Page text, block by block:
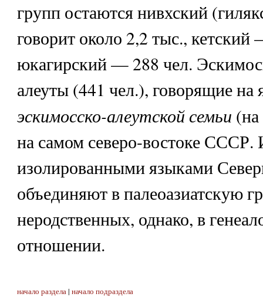
групп остаются нивхский
говорит около 2,2 тыс.,
юкагирский — 288 чел.
алеуты (441 чел.), говорящие на
эскимосско-алеутской семьи
на самом северо-востоке СССР.
изолированными языками
объединяют в палеоазиатскую
неродственных, однако, в
отношении.
начало раздела| начало подраздела